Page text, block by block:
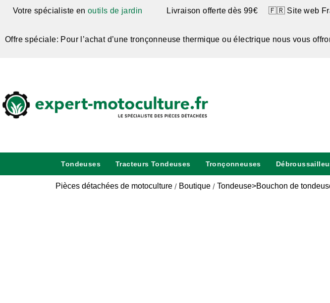
Votre spécialiste en outils de jardin Livraison offerte dès 99€ 🇫🇷 Site web
Offre spéciale: Pour l’achat d’une tronçonneuse thermique ou électrique nous vous
Tondeuses Tracteurs Tondeuses Tronçonneuses
Pièces détachées de motoculture / Boutique / Tondeuse>Bouchon de